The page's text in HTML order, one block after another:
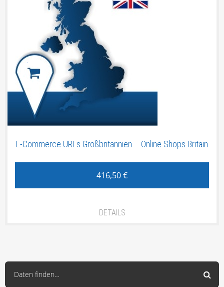
HANDWERKER
DIENSTLEISTER
PRODUKTDATEN
DOMAINING
E-Commerce URLs Großbritannien – Online Shops Britain
416,50€
DETAILS
Daten finden…